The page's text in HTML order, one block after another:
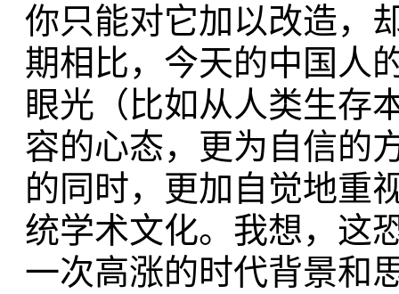
你只能对它加以改造，
期相比，今天的中国人
眼光（比如从人类生存
容的心态，更为自信的
的同时，更加自觉地重
统学术文化。我想，这
一次高涨的时代背景和